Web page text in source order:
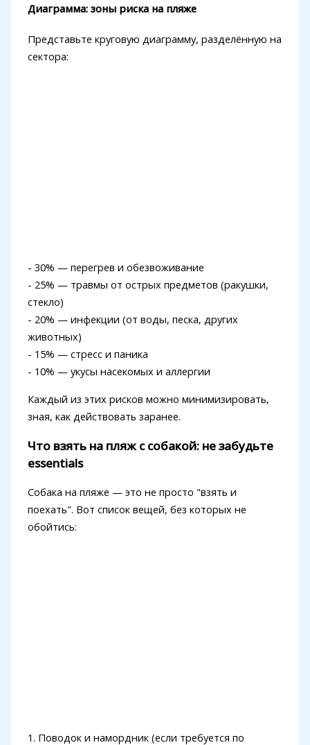
Диаграмма: зоны риска на пляже
Представьте круговую диаграмму, разделённую на
сектора:
- 30% — перегрев и обезвоживание
- 25% — травмы от острых предметов (ракушки,
стекло)
- 20% — инфекции (от воды, песка, других
животных)
- 15% — стресс и паника
- 10% — укусы насекомых и аллергии
Каждый из этих рисков можно минимизировать,
зная, как действовать заранее.
Что взять на пляж с собакой: не забудьте
essentials
Собака на пляже — это не просто "взять и
поехать". Вот список вещей, без которых не
обойтись:
1. Поводок и намордник (если требуется по